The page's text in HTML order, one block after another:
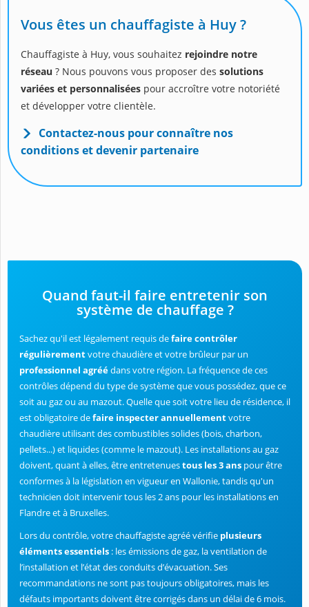
Vous êtes un chauffagiste à Huy ?
Chauffagiste à Huy, vous souhaitez rejoindre notre
réseau ? Nous pouvons vous proposer des solutions
variées et personnalisées pour accroître votre notoriété
et développer votre clientèle.
Contactez-nous pour connaître nos
conditions et devenir partenaire
Quand faut-il faire entretenir son
système de chauffage ?
Sachez qu'il est légalement requis defaire contrôler
régulièrementvotre chaudière et votre brûleur par un
professionnel agréédans votre région. La fréquence de ces
contrôles dépend du type de système que vous possédez, que ce
soit au gaz ou au mazout. Quelle que soit votre lieu de résidence, il
est obligatoire defaire inspecter annuellementvotre
chaudière utilisant des combustibles solides (bois, charbon,
pellets...) et liquides (comme le mazout). Les installations au gaz
doivent, quant à elles, être entretenuestous les 3 ans pour être
conformes à la législation en vigueur en Wallonie, tandis qu'un
technicien doit intervenir tous les 2 ans pour les installations en
Flandre et à Bruxelles.
Lors du contrôle, votre chauffagiste agréé vérifie plusieurs
éléments essentiels : les émissions de gaz, la ventilation de
l’installation et l’état des conduits d’évacuation. Ses
recommandations ne sont pas toujours obligatoires, mais les
défauts importants doivent être corrigés dans un délai de 6 mois.